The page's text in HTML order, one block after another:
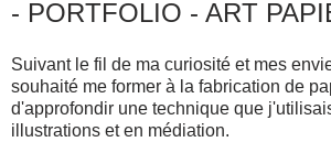
- PORTFOLIO - ART
Suivant le fil de ma curiosité et mes
souhaité me former à la fabrication de
d'approfondir une technique que
illustrations et en médiation.